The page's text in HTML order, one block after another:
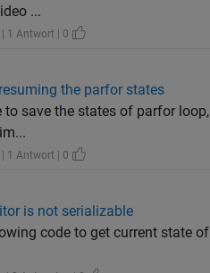
...
1 Antwort | 0
the parfor states
to save the states of parfor
1 Antwort | 0
is not serializable
code to get current state